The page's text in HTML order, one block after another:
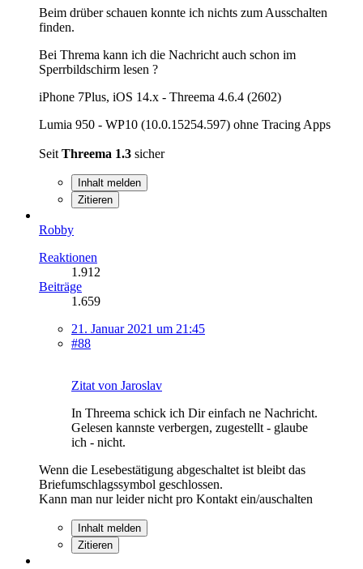
Beim drüber schauen konnte ich nichts zum Ausschalten
finden.
Bei Threma kann ich die Nachricht auch schon im
Sperrbildschirm lesen ?
iPhone 7Plus, iOS 14.x - Threema 4.6.4 (2602)
Lumia 950 - WP10 (10.0.15254.597) ohne Tracing Apps
Seit Threema 1.3 sicher
Inhalt melden
Zitieren
Robby
Reaktionen
1.912
Beiträge
1.659
21. Januar 2021 um 21:45
#88
Zitat von Jaroslav
In Threema schick ich Dir einfach ne Nachricht.
Gelesen kannste verbergen, zugestellt - glaube
ich - nicht.
Wenn die Lesebestätigung abgeschaltet ist bleibt das
Briefumschlagssymbol geschlossen.
Kann man nur leider nicht pro Kontakt ein/auschalten
Inhalt melden
Zitieren